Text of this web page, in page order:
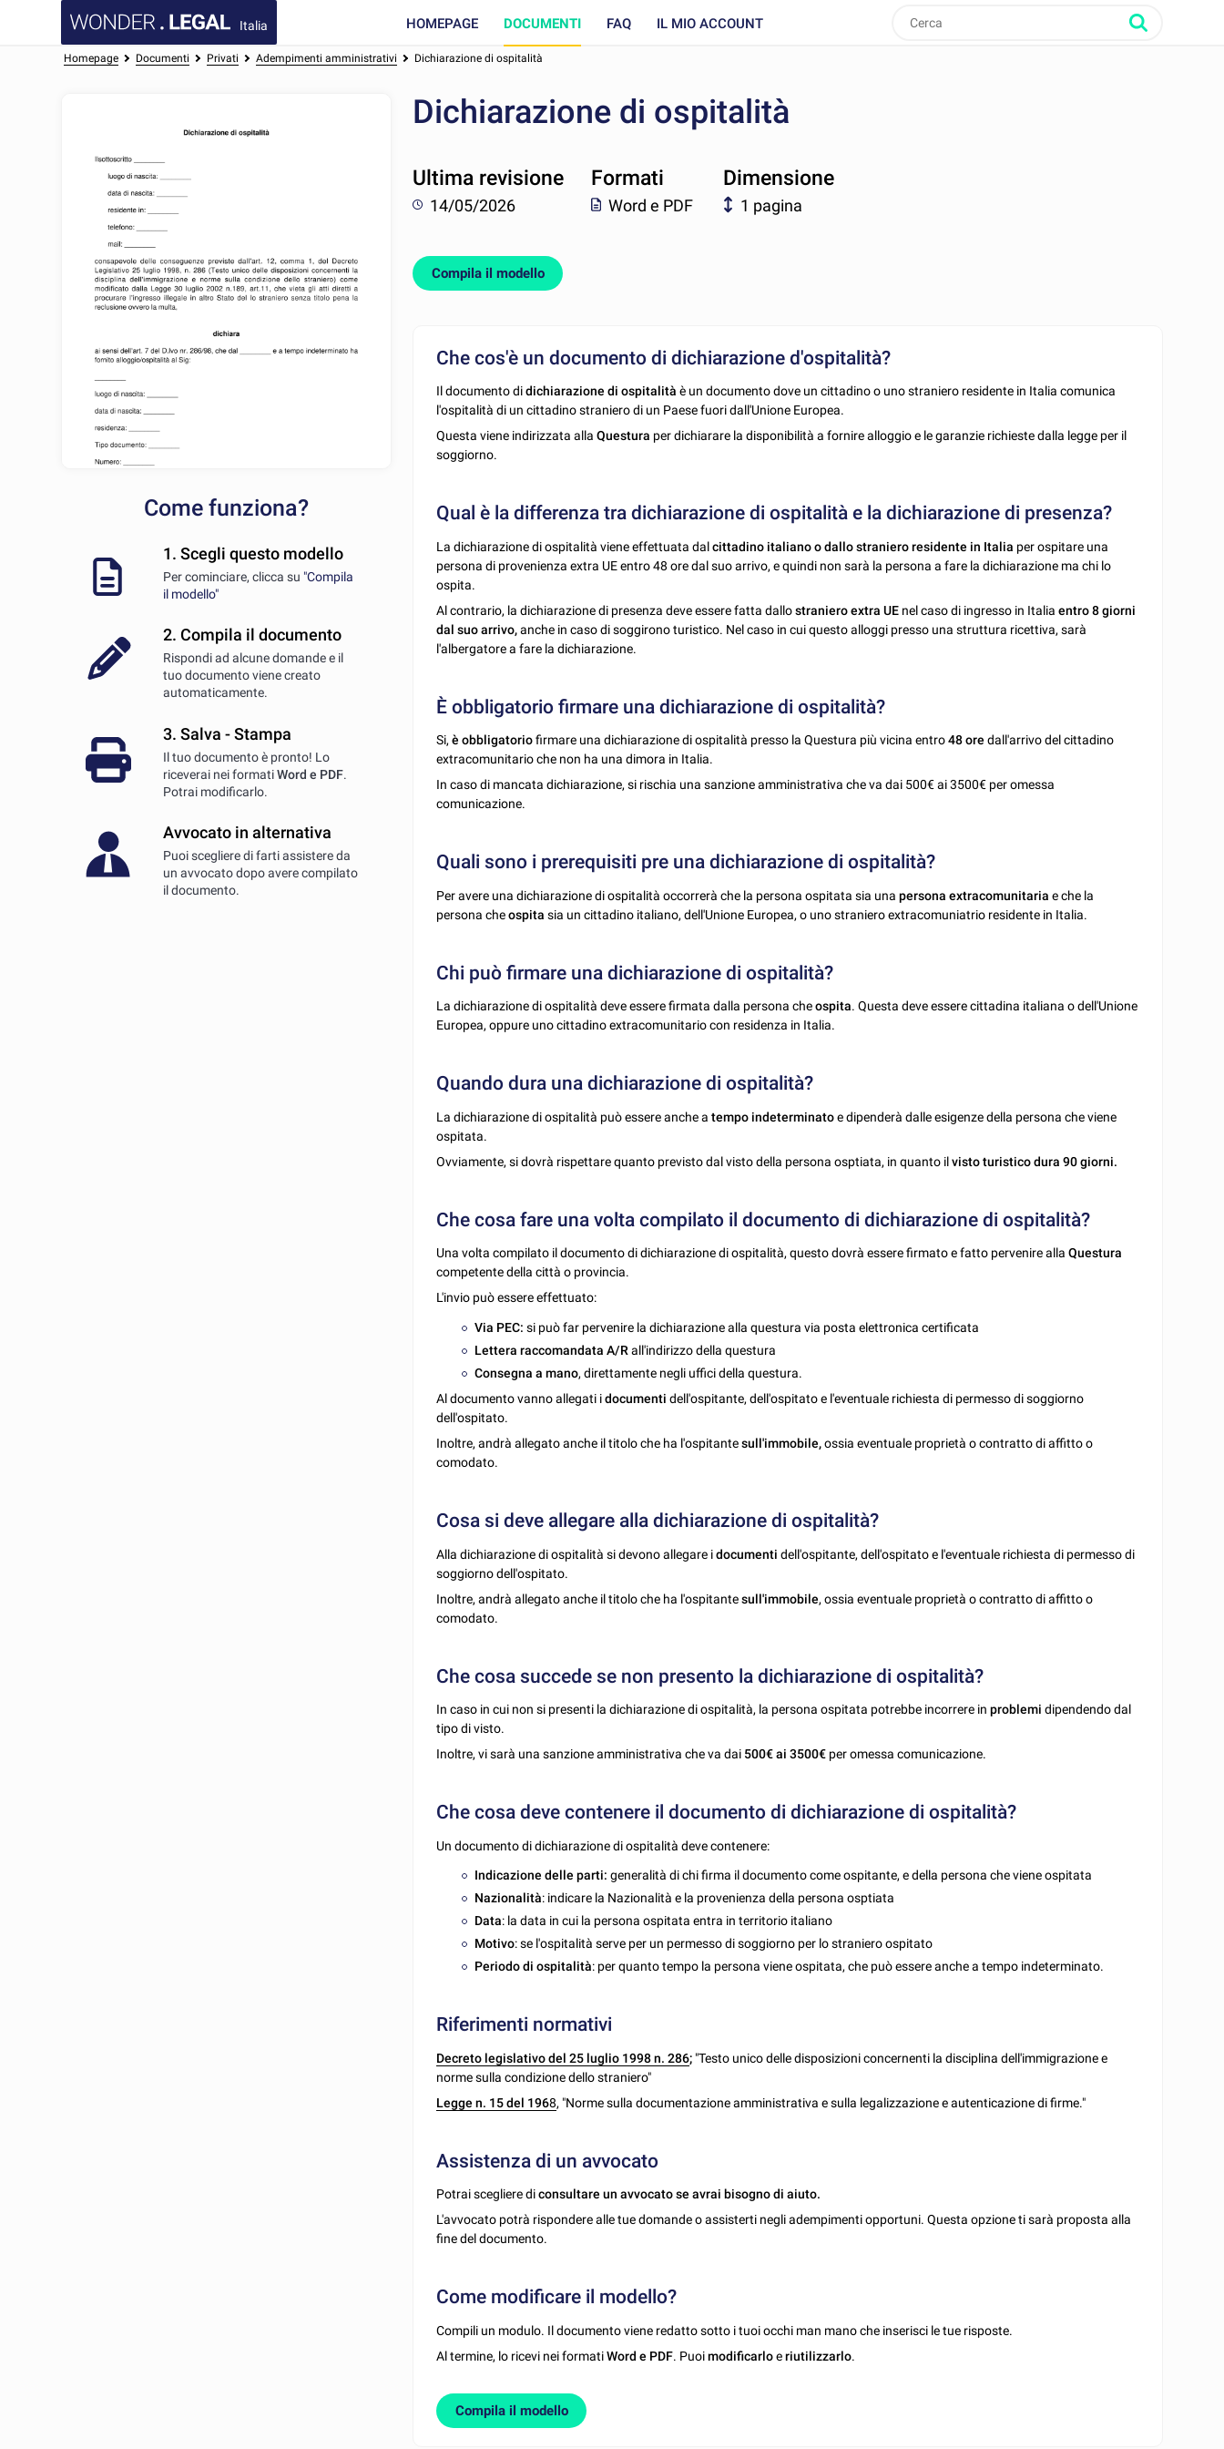
Italia HOMEPAGE DOCUMENTI FAQ IL MIO ACCOUNT
Homepage Documenti Privati Adempimenti amministrativi Dichiarazione di ospitalità
Come funziona?
1. Scegli questo modello
Per cominciare, clicca su "Compila
il modello"
2. Compila il documento
Rispondi ad alcune domande e il
tuo documento viene creato
automaticamente.
3. Salva - Stampa
Il tuo documento è pronto! Lo
riceverai nei formatiWord e PDF.
Potrai modificarlo.
Avvocato in alternativa
Puoi scegliere di farti assistere da
un avvocato dopo avere compilato
il documento.
Dichiarazione di ospitalità
Ultima revisione
14/05/2026
Formati
Word e PDF
Dimensione
1 pagina
Compila il modello
Che cos'è un documento di dichiarazione d'ospitalità?
Il documento didichiarazione di ospitalità è un documento dove un cittadino o uno straniero residente in Italia comunica
l'ospitalità di un cittadino straniero di un Paese fuori dall'Unione Europea.
Questa viene indirizzata allaQuestura per dichiarare la disponibilità a fornire alloggio e le garanzie richieste dalla legge per il
soggiorno.
Qual è la differenza tra dichiarazione di ospitalità e la dichiarazione di presenza?
La dichiarazione di ospitalità viene effettuata dalcittadino italiano o dallo straniero residente in Italia per ospitare una
persona di provenienza extra UE entro 48 ore dal suo arrivo, e quindi non sarà la persona a fare la dichiarazione ma chi lo
ospita.
Al contrario, la dichiarazione di presenza deve essere fatta dallostraniero extra UE nel caso di ingresso in Italia entro 8 giorni
dal suo arrivo,anche in caso di soggirono turistico. Nel caso in cui questo alloggi presso una struttura ricettiva, sarà
l'albergatore a fare la dichiarazione.
È obbligatorio firmare una dichiarazione di ospitalità?
Si,è obbligatoriofirmare una dichiarazione di ospitalità presso la Questura più vicina entro48 oredall'arrivo del cittadino
extracomunitario che non ha una dimora in Italia.
In caso di mancata dichiarazione, si rischia una sanzione amministrativa che va dai 500€ ai 3500€ per omessa
comunicazione.
Quali sono i prerequisiti pre una dichiarazione di ospitalità?
Per avere una dichiarazione di ospitalità occorrerà che la persona ospitata sia unapersona extracomunitariae che la
persona cheospita sia un cittadino italiano, dell'Unione Europea, o uno straniero extracomuniatrio residente in Italia.
Chi può firmare una dichiarazione di ospitalità?
La dichiarazione di ospitalità deve essere firmata dalla persona cheospita. Questa deve essere cittadina italiana o dell'Unione
Europea, oppure uno cittadino extracomunitario con residenza in Italia.
Quando dura una dichiarazione di ospitalità?
La dichiarazione di ospitalità può essere anche a tempo indeterminatoe dipenderà dalle esigenze della persona che viene
ospitata.
Ovviamente, si dovrà rispettare quanto previsto dal visto della persona osptiata, in quanto ilvisto turistico dura 90 giorni.
Che cosa fare una volta compilato il documento di dichiarazione di ospitalità?
Una volta compilato il documento di dichiarazione di ospitalità, questo dovrà essere firmato e fatto pervenire allaQuestura
competente della città o provincia.
L'invio può essere effettuato:
Via PEC:si può far pervenire la dichiarazione alla questura via posta elettronica certificata
Lettera raccomandata A/Rall'indirizzo della questura
Consegna a mano, direttamente negli uffici della questura.
Al documento vanno allegati idocumenti dell'ospitante, dell'ospitato e l'eventuale richiesta di permesso di soggiorno
dell'ospitato.
Inoltre, andrà allegato anche il titolo che ha l'ospitantesull'immobile,ossia eventuale proprietà o contratto di affitto o
comodato.
Cosa si deve allegare alla dichiarazione di ospitalità?
Alla dichiarazione di ospitalità si devono allegare idocumenti dell'ospitante, dell'ospitato e l'eventuale richiesta di permesso di
soggiorno dell'ospitato.
Inoltre, andrà allegato anche il titolo che ha l'ospitantesull'immobile, ossia eventuale proprietà o contratto di affitto o
comodato.
Che cosa succede se non presento la dichiarazione di ospitalità?
In caso in cui non si presenti la dichiarazione di ospitalità, la persona ospitata potrebbe incorrere inproblemi dipendendo dal
tipo di visto.
Inoltre, vi sarà una sanzione amministrativa che va dai 500€ ai 3500€ per omessa comunicazione.
Che cosa deve contenere il documento di dichiarazione di ospitalità?
Un documento di dichiarazione di ospitalità deve contenere:
Indicazione delle parti: generalità di chi firma il documento come ospitante, e della persona che viene ospitata
Nazionalità: indicare la Nazionalità e la provenienza della persona osptiata
Data: la data in cui la persona ospitata entra in territorio italiano
Motivo: se l'ospitalità serve per un permesso di soggiorno per lo straniero ospitato
Periodo di ospitalità: per quanto tempo la persona viene ospitata, che può essere anche a tempo indeterminato.
Riferimenti normativi
Decreto legislativo del 25 luglio 1998 n. 286; "Testo unico delle disposizioni concernenti la disciplina dell'immigrazione e
norme sulla condizione dello straniero"
Legge n. 15 del 1968, "Norme sulla documentazione amministrativa e sulla legalizzazione e autenticazione di firme."
Assistenza di un avvocato
Potrai scegliere diconsultare un avvocato se avrai bisogno di aiuto.
L'avvocato potrà rispondere alle tue domande o assisterti negli adempimenti opportuni. Questa opzione ti sarà proposta alla
fine del documento.
Come modificare il modello?
Compili un modulo. Il documento viene redatto sotto i tuoi occhi man mano che inserisci le tue risposte.
Al termine, lo ricevi nei formatiWord e PDF. Puoimodificarloeriutilizzarlo.
Compila il modello